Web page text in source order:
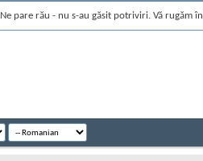
Ne pare rău - nu s-au găsit potriviri. Vă rugăm